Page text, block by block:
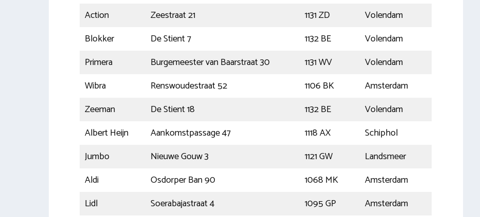
Action
Zeestraat 21 1131 ZD
Volendam
Blokker
De Stient 7 1132 BE
Volendam
Primera
Burgemeester van Baarstraat 30 1131 WV
Volendam
Wibra
Renswoudestraat 52 1106 BK
Amsterdam
Zeeman
De Stient 18 1132 BE
Volendam
Albert Heijn
Aankomstpassage 47 1118 AX
Schiphol
Jumbo
Nieuwe Gouw 3 1121 GW
Landsmeer
Aldi
Osdorper Ban 90 1068 MK
Amsterdam
Lidl
Soerabajastraat 4 1095 GP Amsterdam